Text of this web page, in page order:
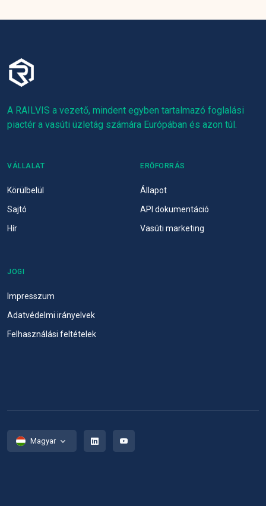
A RAILVIS a vezető, mindent egyben tartalmazó foglalási
piactér a vasúti üzletág számára Európában és azon túl.
VÁLLALAT
Körülbelül
Sajtó
Hír
ERŐFORRÁS
Állapot
API dokumentáció
Vasúti marketing
JOGI
Impresszum
Adatvédelmi irányelvek
Felhasználási feltételek
Magyar